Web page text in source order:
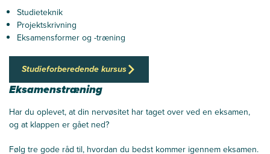
Studieteknik
Projektskrivning
Eksamensformer og -træning
Studieforberedende kursus
Eksamenstræning
Har du oplevet, at din nervøsitet har taget over ved en eksamen,
og at klappen er gået ned?
Følg tre gode råd til, hvordan du bedst kommer igennem eksamen.